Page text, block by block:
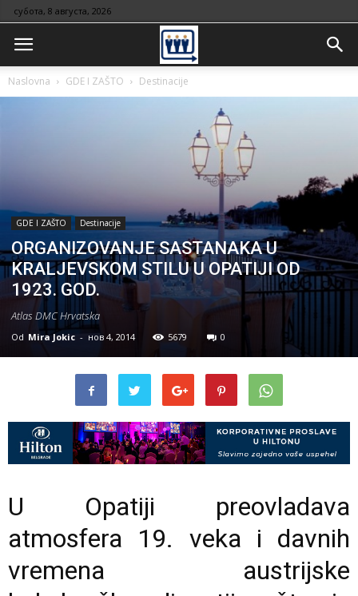
субота, 8 августа, 2026
Naslovna GDE I ZAŠTO Destinacije
GDE I ZAŠTO Destinacije
ORGANIZOVANJE SASTANAKA U
KRALJEVSKOM STILU U OPATIJI OD
1923. GOD.
Atlas DMC Hrvatska
Od Mira Jokic - нов 4, 2014 5679 0
U Opatiji preovladava
atmosfera 19. veka i davnih
vremena austrijske